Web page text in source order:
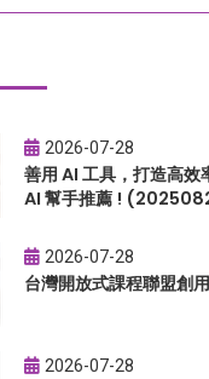
2026-07-28
善用 AI 工具，打造高
AI 幫手推薦 !
2026-07-28
台灣開放式課程聯盟創
2026-07-28